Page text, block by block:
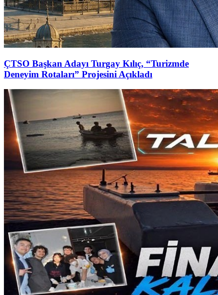
ÇTSO Başkan Adayı Turgay Kılıç, “Turizmde
Deneyim Rotaları” Projesini Açıkladı